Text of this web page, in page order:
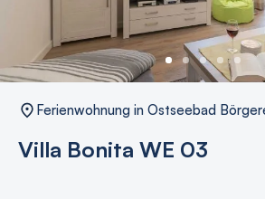
Ferienwohnung in Ostseebad
Villa Bonita WE 03